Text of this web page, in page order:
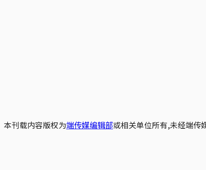
本刊载内容版权为端传媒编辑部或相关单位所有,未经端传